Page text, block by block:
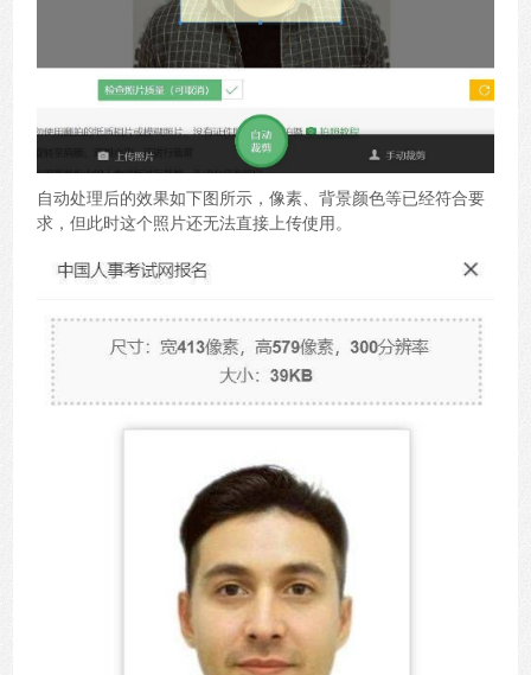
自动处理后的效果如下图所示，像素、背景颜色等已经符合要
求，但此时这个照片还无法直接上传使用。